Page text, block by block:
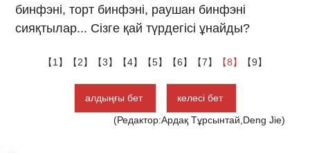
бинфэні, торт бинфэні, раушан бинфэні
сияқтылар... Сізге қай түрдегісі ұнайды?
【1】 【2】 【3】 【4】 【5】 【6】 【7】 【8】 【9】
алдыңғы бет
келесі бет
(Редактор:Ардақ Тұрсынтай,Deng Jie)